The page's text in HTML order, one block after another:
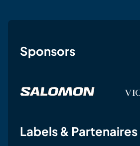
Sponsors
Labels & Partenaires